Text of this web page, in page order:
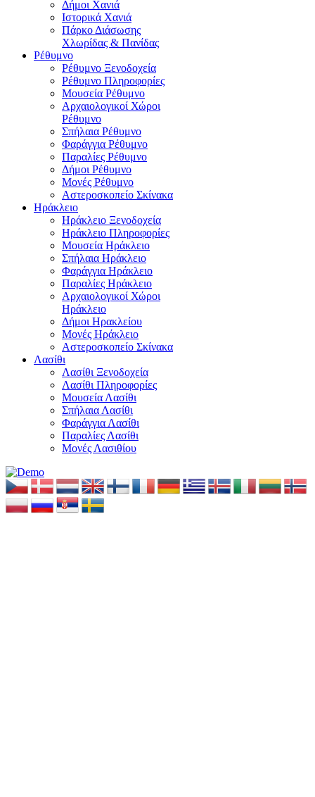
Δήμοι Χανιά
Ιστορικά Χανιά
Πάρκο Διάσωσης
Χλωρίδας & Πανίδας
Ρέθυμνο
Ρέθυμνο Ξενοδοχεία
Ρέθυμνο Πληροφορίες
Μουσεία Ρέθυμνο
Αρχαιολογικοί Χώροι
Ρέθυμνο
Σπήλαια Ρέθυμνο
Φαράγγια Ρέθυμνο
Παραλίες Ρέθυμνο
Δήμοι Ρέθυμνο
Μονές Ρέθυμνο
Αστεροσκοπείο Σκίνακα
Ηράκλειο
Ηράκλειο Ξενοδοχεία
Ηράκλειο Πληροφορίες
Μουσεία Ηράκλειο
Σπήλαια Ηράκλειο
Φαράγγια Ηράκλειο
Παραλίες Ηράκλειο
Αρχαιολογικοί Χώροι
Ηράκλειο
Δήμοι Ηρακλείου
Μονές Ηράκλειο
Αστεροσκοπείο Σκίνακα
Λασίθι
Λασίθι Ξενοδοχεία
Λασίθι Πληροφορίες
Μουσεία Λασίθι
Σπήλαια Λασίθι
Φαράγγια Λασίθι
Παραλίες Λασίθι
Μονές Λασιθίου